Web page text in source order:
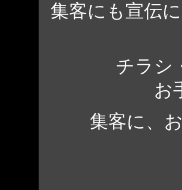
集客にも宣伝
チラシ
お
集客に、